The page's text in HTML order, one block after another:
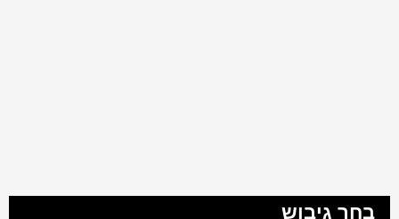
בחר גיבוש